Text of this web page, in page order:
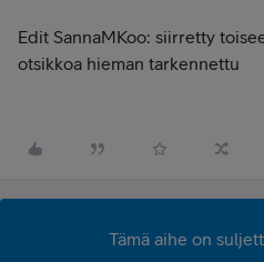
Edit SannaMKoo: siirretty
otsikkoa hieman tarkennettu
Tämä aihe on